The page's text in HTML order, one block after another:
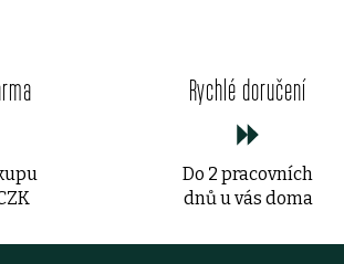
v
l
á
d
a
Rychlé doručení
Do 2 pracovních
dnů u vás doma